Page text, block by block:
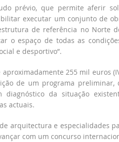
prévio, que permite aferir
executar um conjunto de
de referência no Norte
o espaço de todas as
e desportivo”.
255 mil euros
de um programa
da situação
actuais.
arquitectura e especialidades
com um concurso